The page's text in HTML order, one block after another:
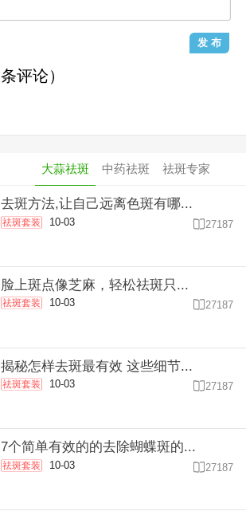
条评论）
大蒜祛斑 中药祛斑 祛斑专家
去斑方法,让自己远离色斑有哪...
祛斑套装 10-03  27187
脸上斑点像芝麻，轻松祛斑只...
祛斑套装 10-03 27187
揭秘怎样去斑最有效 这些细节...
祛斑套装 10-03  27187
7个简单有效的的去除蝴蝶斑的...
祛斑套装 10-03 27187